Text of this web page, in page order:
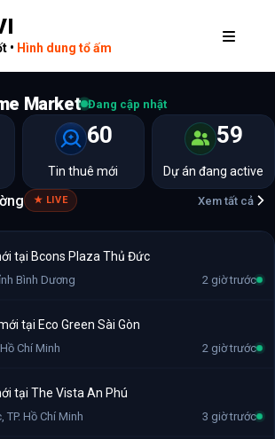
• Hình dung tổ ấm
Market Đang cập nhật
60
Tin thuê mới
59
Dự án đang active
★ LIVE Xem tất cả
tại Bcons Plaza Thủ Đức
Bình Dương 2 giờ trước
tại Eco Green Sài Gòn
Hồ Chí Minh 2 giờ trước
tại The Vista An Phú
TP. Hồ Chí Minh 3 giờ trước